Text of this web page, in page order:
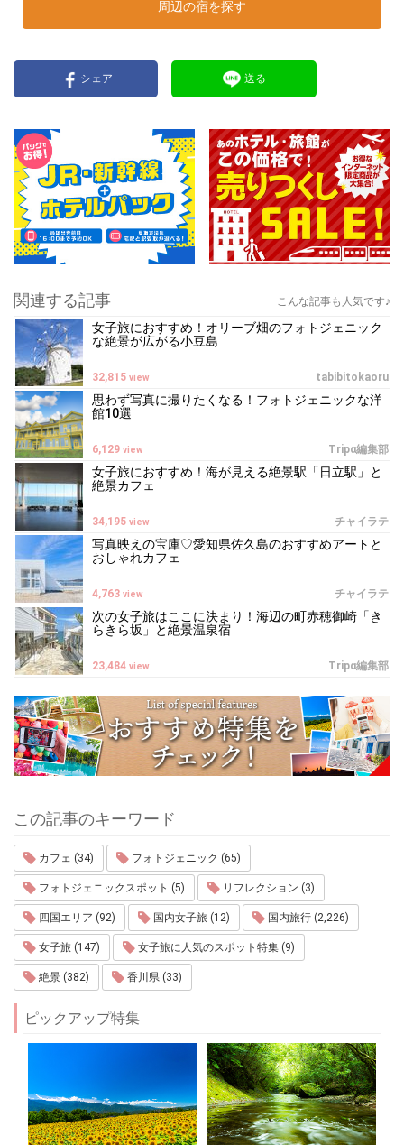
周辺の宿を探す
シェア 送る
関連する記事 こんな記事も人気です♪
女子旅におすすめ！オリーブ畑のフォトジェニック
な絶景が広がる小豆島
tabibitokaoru
32,815 view
思わず写真に撮りたくなる！フォトジェニックな洋
館10選
Tripα編集部
6,129 view
女子旅におすすめ！海が見える絶景駅「日立駅」と
絶景カフェ
チャイラテ
34,195 view
写真映えの宝庫♡愛知県佐久島のおすすめアートと
おしゃれカフェ
チャイラテ
4,763 view
次の女子旅はここに決まり！海辺の町赤穂御崎「き
らきら坂」と絶景温泉宿
Tripα編集部
23,484 view
この記事のキーワード
カフェ (34) フォトジェニック (65)
フォトジェニックスポット (5) リフレクション (3)
四国エリア (92) 国内女子旅 (12) 国内旅行 (2,226)
女子旅 (147) 女子旅に人気のスポット特集 (9)
絶景 (382) 香川県 (33)
ピックアップ特集